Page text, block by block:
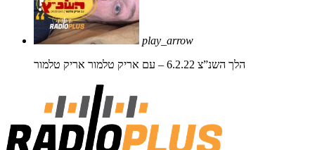
play_arrow
הלך השנ”צ 6.2.22 – עם אריק טלמור
אריק טלמור